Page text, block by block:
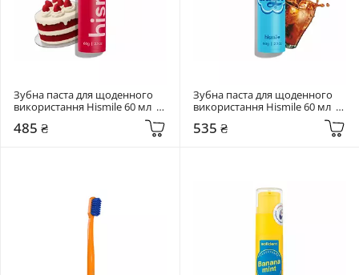
Зубна паста для щоденного
використання Hismile 60 мл
485 ₴
Зубна паста для щоденного
використання Hismile 60 мл
Chupa Chups Cola Toothpaste
535 ₴